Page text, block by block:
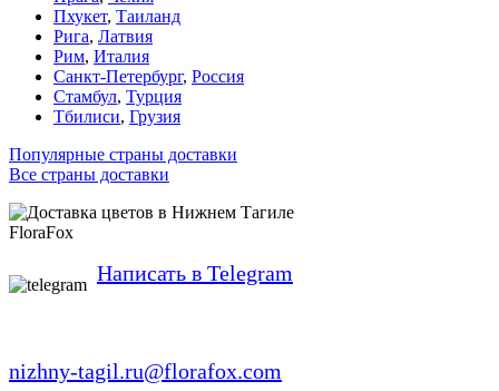
Пхукет, Таиланд
Рига, Латвия
Рим, Италия
Санкт-Петербург, Россия
Стамбул, Турция
Тбилиси, Грузия
Популярные страны доставки
Все страны доставки
FloraFox
Написать в Telegram
nizhny-tagil.ru@florafox.com